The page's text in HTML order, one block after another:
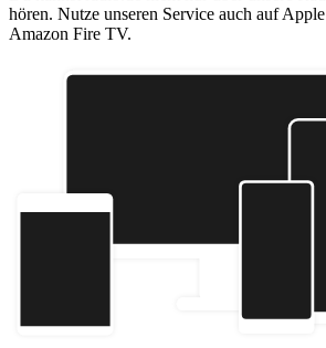
hören. Nutze unseren Service auch auf
Amazon Fire TV.